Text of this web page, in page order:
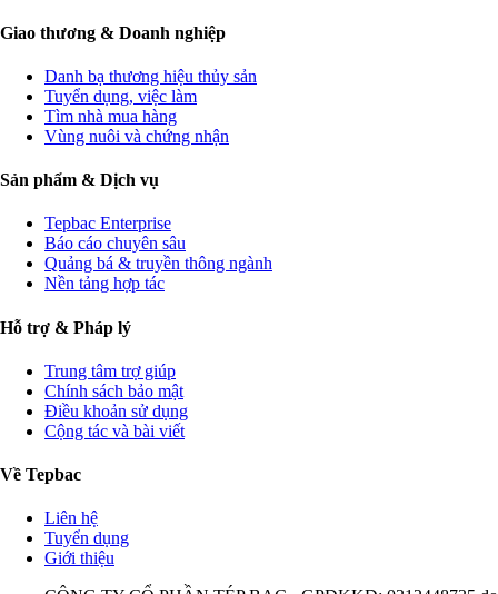
Giao thương & Doanh nghiệp
Danh bạ thương hiệu thủy sản
Tuyển dụng, việc làm
Tìm nhà mua hàng
Vùng nuôi và chứng nhận
Sản phẩm & Dịch vụ
Tepbac Enterprise
Báo cáo chuyên sâu
Quảng bá & truyền thông ngành
Nền tảng hợp tác
Hỗ trợ & Pháp lý
Trung tâm trợ giúp
Chính sách bảo mật
Điều khoản sử dụng
Cộng tác và bài viết
Về Tepbac
Liên hệ
Tuyển dụng
Giới thiệu